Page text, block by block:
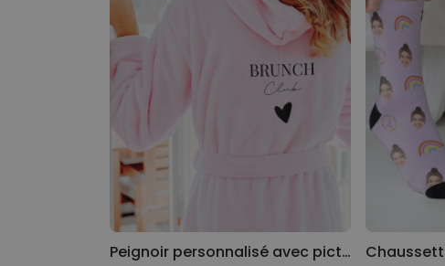
Peignoir personnalisé avec picto et texte